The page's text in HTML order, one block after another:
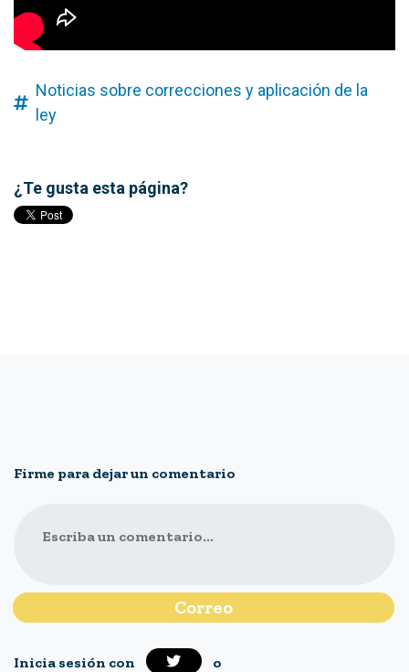
Noticias sobre correcciones y aplicación de la
ley
¿Te gusta esta página?
Firme para dejar un comentario
Escriba un comentario...
Inicia sesión con o